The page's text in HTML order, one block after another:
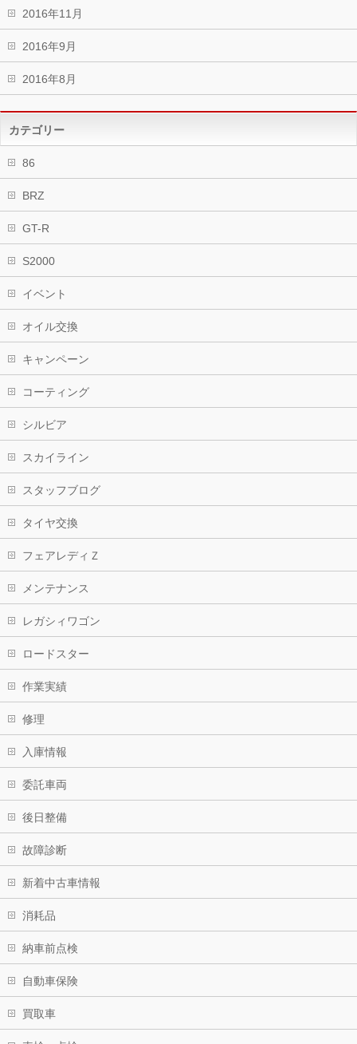
2016年11月
2016年9月
2016年8月
カテゴリー
86
BRZ
GT-R
S2000
イベント
オイル交換
キャンペーン
コーティング
シルビア
スカイライン
スタッフブログ
タイヤ交換
フェアレディＺ
メンテナンス
レガシィワゴン
ロードスター
作業実績
修理
入庫情報
委託車両
後日整備
故障診断
新着中古車情報
消耗品
納車前点検
自動車保険
買取車